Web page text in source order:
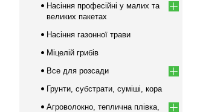
Насіння професійні у малих та
великих пакетах
Насіння газонної трави
Міцелій грибів
Все для розсади
Грунти, субстрати, суміші, кора
Агроволокно, теплична плівка,